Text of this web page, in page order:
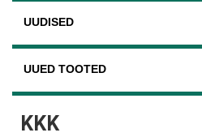
UUDISED
UUED TOOTED
KKK